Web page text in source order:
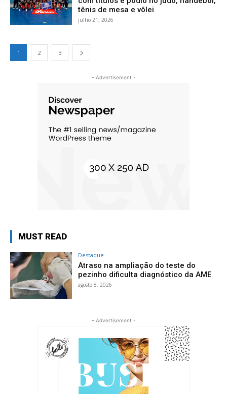
tênis de mesa e vôlei
julho 21, 2026
1 2 3
- Advertisement -
MUST READ
Destaque
Atraso na ampliação do teste do
pezinho dificulta diagnóstico da AME
agosto 8, 2026
- Advertisement -